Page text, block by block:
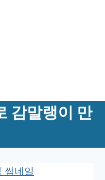
감말랭이 만